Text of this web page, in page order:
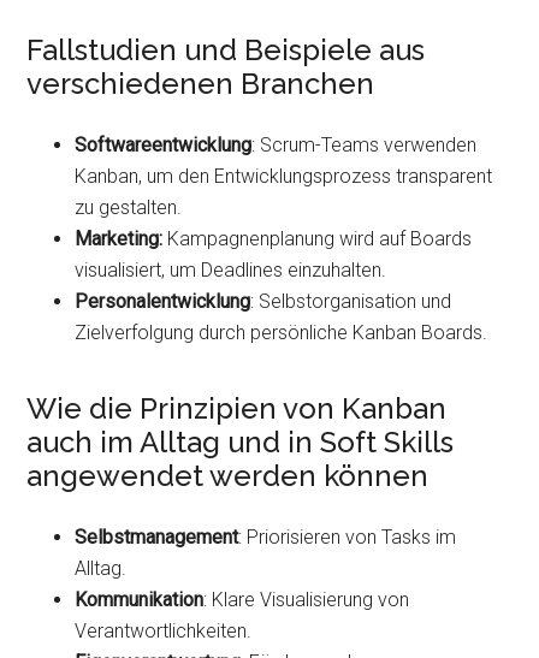
Fallstudien und Beispiele aus
verschiedenen Branchen
Softwareentwicklung: Scrum-Teams verwenden
Kanban, um den Entwicklungsprozess transparent
zu gestalten.
Marketing: Kampagnenplanung wird auf Boards
visualisiert, um Deadlines einzuhalten.
Personalentwicklung: Selbstorganisation und
Zielverfolgung durch persönliche Kanban Boards.
Wie die Prinzipien von Kanban
auch im Alltag und in Soft Skills
angewendet werden können
Selbstmanagement: Priorisieren von Tasks im
Alltag.
Kommunikation: Klare Visualisierung von
Verantwortlichkeiten.